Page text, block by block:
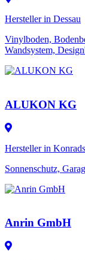
Hersteller in Dessau
Vinylboden,
Wandsystem,
ALUKON KG
Hersteller in
Sonnenschutz,
Anrin GmbH